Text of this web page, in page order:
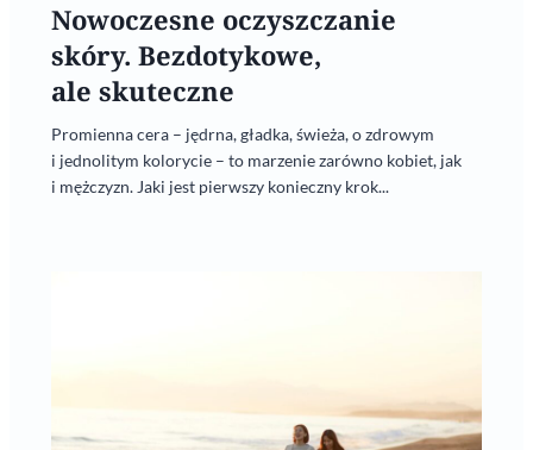
Nowoczesne oczyszczanie
skóry. Bezdotykowe,
ale skuteczne
Promienna cera – jędrna, gładka, świeża, o zdrowym
i jednolitym kolorycie – to marzenie zarówno kobiet, jak
i mężczyzn. Jaki jest pierwszy konieczny krok...